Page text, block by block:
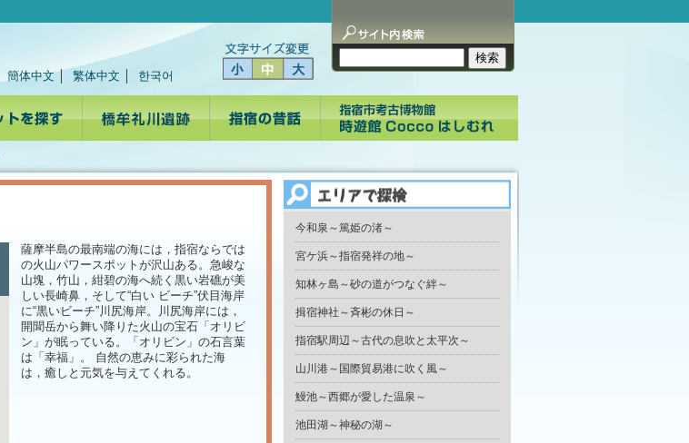
簡体中文 繁体中文 한국어
薩摩半島の最南端の海には，指宿ならでは
の火山パワースポットが沢山ある。急峻な
山塊，竹山，紺碧の海へ続く黒い岩礁が美
しい長崎鼻，そして“白い ビーチ”伏目海岸
に“黒いビーチ”川尻海岸。川尻海岸には，
開聞岳から舞い降りた火山の宝石「オリビ
ン」が眠っている。「オリビン」の石言葉
は「幸福」。 自然の恵みに彩られた海
は，癒しと元気を与えてくれる。
今和泉～篤姫の渚～
宮ケ浜～指宿発祥の地～
知林ヶ島～砂の道がつなぐ絆～
揖宿神社～斉彬の休日～
指宿駅周辺～古代の息吹と太平次～
山川港～国際貿易港に吹く風～
鰻池～西郷が愛した温泉～
池田湖～神秘の湖～